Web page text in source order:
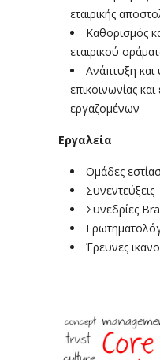
εταιρικής
Καθορισμός
εταιρικού
Ανάπτυξη και
επικοινωνίας
εργαζομένων
Εργαλεία
Oμάδες
Συνεντεύξεις
Συνεδρίες
Έρευνες